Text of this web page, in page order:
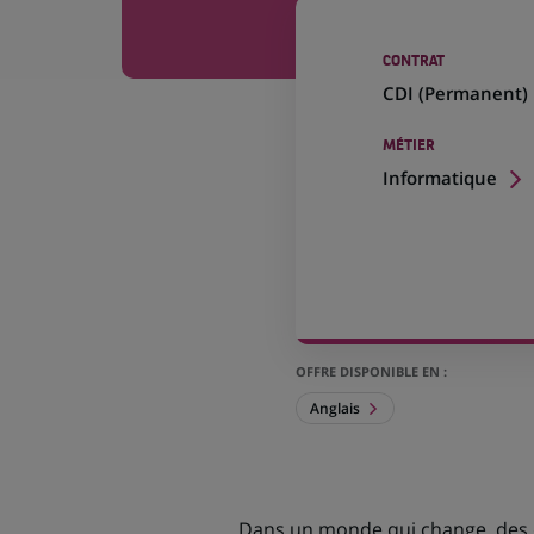
CONTRAT
CDI (Permanent)
MÉTIER
Informatique
OFFRE DISPONIBLE EN :
Anglais